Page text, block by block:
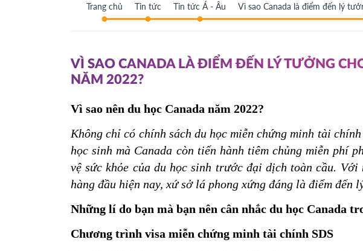
Trang chủ Tin tức Tin tức Á - Âu Vì sao Canada là điểm đến lý
VÌ SAO CANADA LÀ ĐIỂM ĐẾN LÝ TƯỞNG
NĂM 2022?
Vì sao nên du học Canada năm 2022?
Không chỉ có chính sách du học miễn chứng minh tài
học sinh mà Canada còn tiến hành tiêm chủng miễn phí
vệ sức khỏe của du học sinh trước đại dịch toàn cầu.
hàng đầu hiện nay, xứ sở lá phong xứng đáng là điểm đến
Những lí do bạn mà bạn nên cân nhắc du học Canada
Chương trình visa miễn chứng minh tài chính SDS